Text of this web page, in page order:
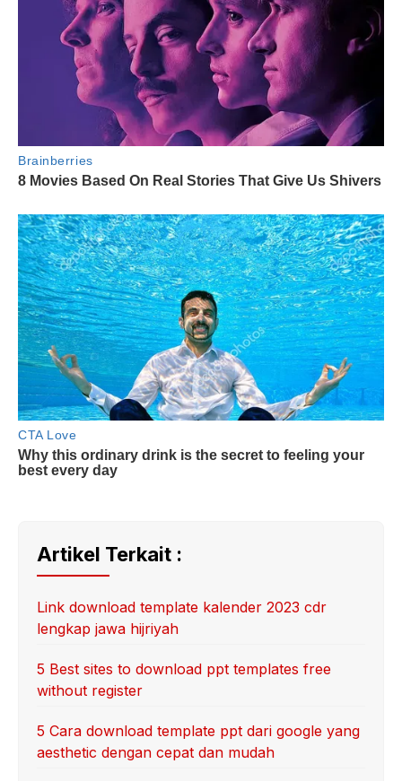
Artikel Terkait :
Link download template kalender 2023 cdr
lengkap jawa hijriyah
5 Best sites to download ppt templates free
without register
5 Cara download template ppt dari google yang
aesthetic dengan cepat dan mudah